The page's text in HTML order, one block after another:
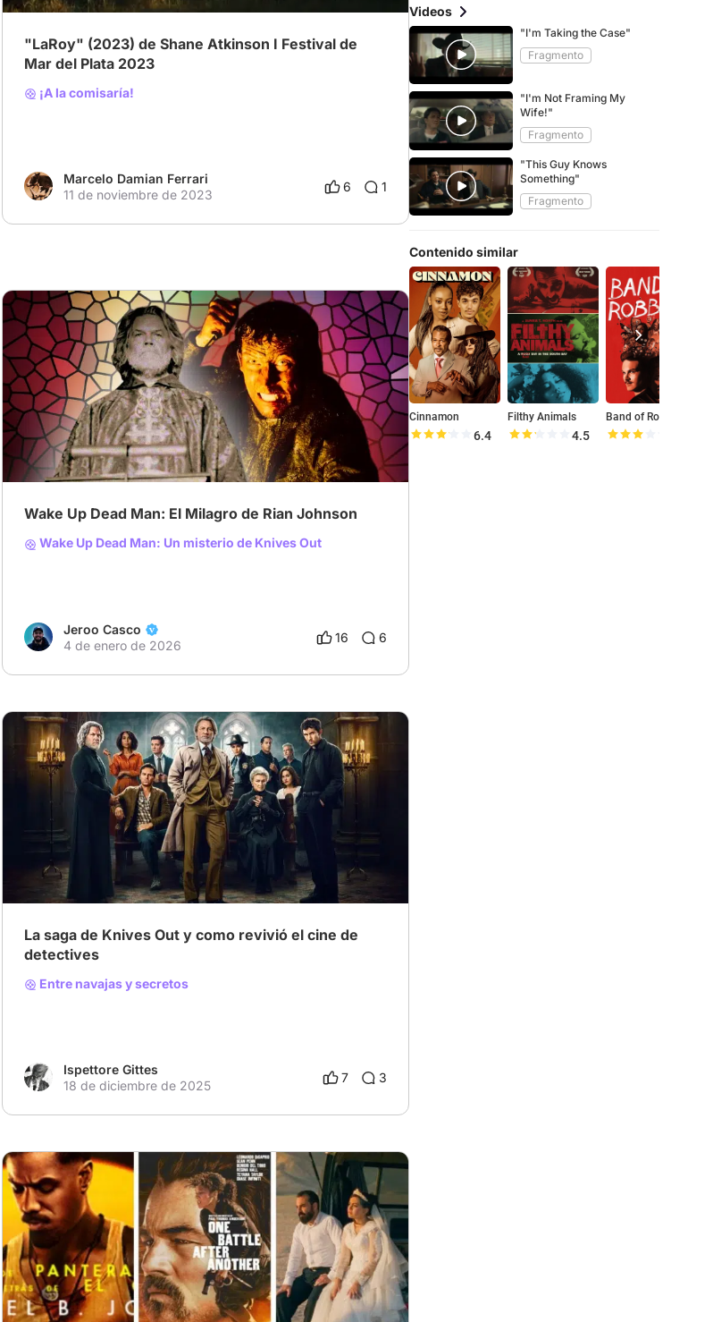
"LaRoy" (2023) de Shane Atkinson I Festival de
Mar del Plata 2023
¡A la comisaría!
Marcelo Damian Ferrari
11 de noviembre de 2023
6 1
Wake Up Dead Man: El Milagro de Rian Johnson
Wake Up Dead Man: Un misterio de Knives Out
Jeroo Casco
4 de enero de 2026
16 6
La saga de Knives Out y como revivió el cine de
detectives
Entre navajas y secretos
Ispettore Gittes
18 de diciembre de 2025
7 3
Videos
"I'm Taking the Case"
Fragmento
"I'm Not Framing My
Wife!"
Fragmento
"This Guy Knows
Something"
Fragmento
Contenido similar
Cinnamon
6.4
Filthy Animals
4.5
Band of Robbers